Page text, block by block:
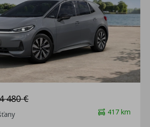
480 €
417 km